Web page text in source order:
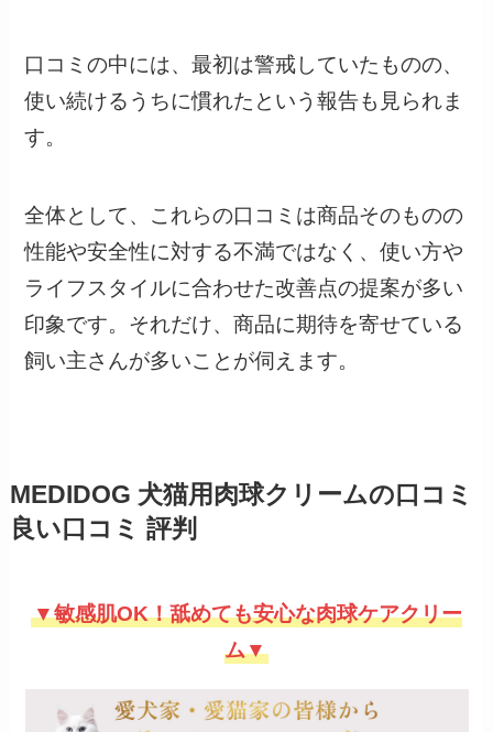
口コミの中には、最初は警戒していたものの、
使い続けるうちに慣れたという報告も見られま
す。
全体として、これらの口コミは商品そのものの
性能や安全性に対する不満ではなく、使い方や
ライフスタイルに合わせた改善点の提案が多い
印象です。それだけ、商品に期待を寄せている
飼い主さんが多いことが伺えます。
MEDIDOG 犬猫用肉球クリームの口コミ
良い口コミ 評判
▼敏感肌OK！舐めても安心な肉球ケアクリー
ム▼